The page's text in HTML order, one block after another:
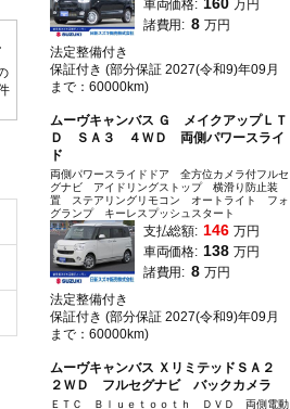
車両価格:
万円
諸費用: 8 万円
法定整備付き
保証付き (部分保証 2027(令和9)年09月
まで：60000km)
ムーヴキャンバス Ｇ メイクアップＬＴ
Ｄ ＳＡ３ ４ＷＤ 両側パワースライ
ド
両側パワースライドドア 全方位カメラ付フルセ
グナビ アイドリングストップ 横滑り防止装
置 ステアリングリモコン オートライト フォ
グランプ キーレスプッシュスタート
支払総額: 146 万円
車両価格: 138 万円
諸費用: 8 万円
法定整備付き
保証付き (部分保証 2027(令和9)年09月
まで：60000km)
ムーヴキャンバス ＸリミテッドＳＡ２
２ＷＤ フルセグナビ バックカメラ
ＥＴＣ Ｂｌｕｅｔｏｏｔｈ ＤＶＤ 両側電動